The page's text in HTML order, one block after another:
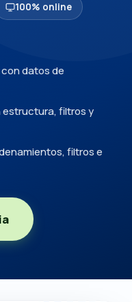
100% online
datos de
estructura, filtros y
filtros e